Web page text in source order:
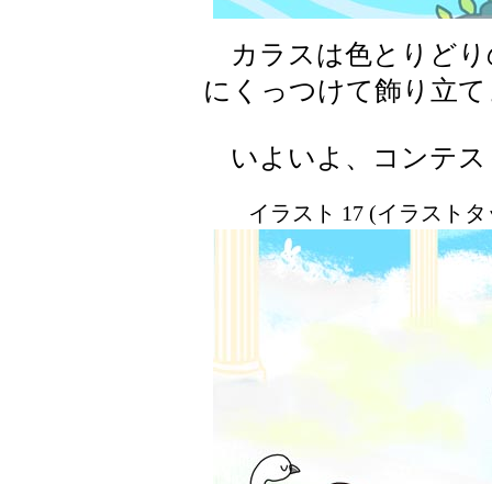
カラスは色とりどり
にくっつけて飾り立
いよいよ、コンテス
イラスト 17 (イラスト